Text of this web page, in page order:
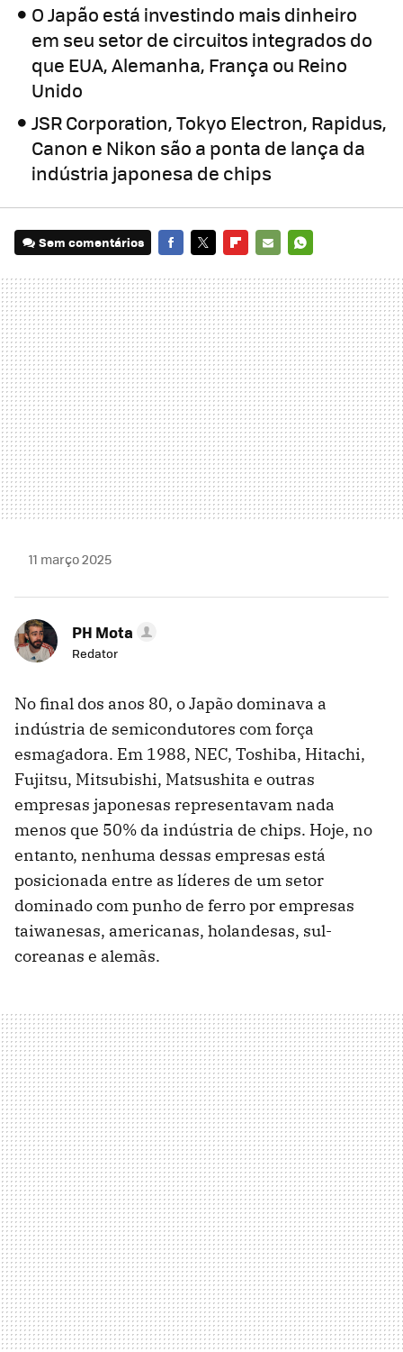
O Japão está investindo mais dinheiro
em seu setor de circuitos integrados do
que EUA, Alemanha, França ou Reino
Unido
JSR Corporation, Tokyo Electron, Rapidus,
Canon e Nikon são a ponta de lança da
indústria japonesa de chips
Sem comentários
MAIL
11 março 2025
PH Mota
Redator
No final dos anos 80, o Japão dominava a
indústria de semicondutores com força
esmagadora. Em 1988, NEC, Toshiba, Hitachi,
Fujitsu, Mitsubishi, Matsushita e outras
empresas japonesas representavam nada
menos que 50% da indústria de chips. Hoje, no
entanto, nenhuma dessas empresas está
posicionada entre as líderes de um setor
dominado com punho de ferro por empresas
taiwanesas, americanas, holandesas, sul-
coreanas e alemãs.